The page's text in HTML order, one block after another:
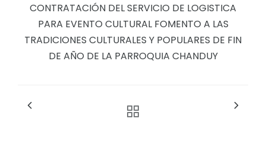
CONTRATACIÓN DEL SERVICIO DE LOGISTICA
PARA EVENTO CULTURAL FOMENTO A LAS
TRADICIONES CULTURALES Y POPULARES DE FIN
DE AÑO DE LA PARROQUIA CHANDUY